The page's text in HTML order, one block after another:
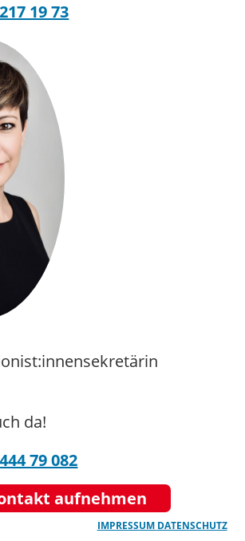
19 73
da!
79 082
aufnehmen
IMPRESSUM DATENSCHUTZ